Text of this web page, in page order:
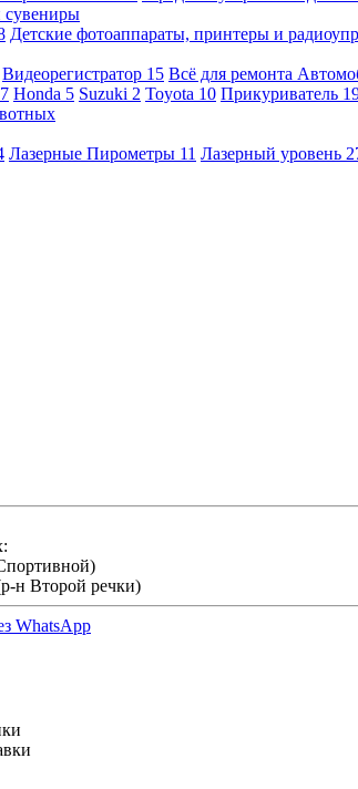
сувениры
Детские фотоаппараты, принтеры и
Видеорегистратор 15 Всё для ремонта
Honda 5 Suzuki 2 Toyota 10 Прикуриватель
Лазерные Пирометры 11 Лазерный уровень
н Второй речки)
WhatsApp